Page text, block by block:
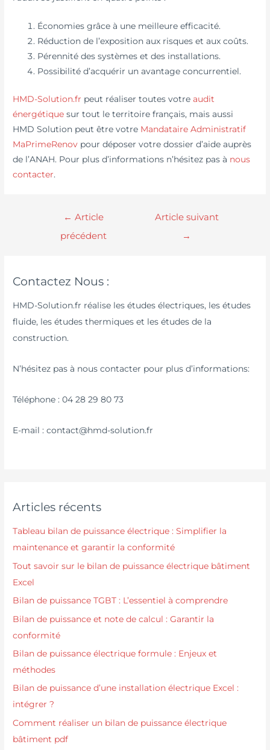
Économies grâce à une meilleure efficacité.
Réduction de l’exposition aux risques et aux coûts.
Pérennité des systèmes et des installations.
Possibilité d’acquérir un avantage concurrentiel.
HMD-Solution.fr peut réaliser toutes votreaudit
énergétique sur tout le territoire français, mais aussi
HMD Solution peut être votre Mandataire Administratif
MaPrimeRenov pour déposer votre dossier d’aide auprès
de l’ANAH. Pour plus d’informations n’hésitez pas à nous
contacter.
← Article
précédent
Article suivant
→
Contactez Nous :
HMD-Solution.fr réalise les études électriques, les études
fluide, les études thermiques et les études de la
construction.
N’hésitez pas à nous contacter pour plus d’informations:
Téléphone : 04 28 29 80 73
E-mail : contact@hmd-solution.fr
Articles récents
Tableau bilan de puissance électrique : Simplifier la
maintenance et garantir la conformité
Tout savoir sur le bilan de puissance électrique bâtiment
Excel
Bilan de puissance TGBT : L’essentiel à comprendre
Bilan de puissance et note de calcul : Garantir la
conformité
Bilan de puissance électrique formule : Enjeux et
méthodes
Bilan de puissance d’une installation électrique Excel :
intégrer ?
Comment réaliser un bilan de puissance électrique
bâtiment pdf